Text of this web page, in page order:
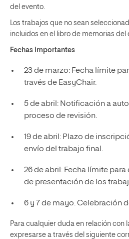
del evento.
Los trabajos que no sean
incluidos en el libro de memorias del
Fechas importantes
23 de marzo: Fecha límite
través de EasyChair.
5 de abril: Notificación a
proceso de revisión.
19 de abril: Plazo de
envío del trabajo final.
26 de abril: Fecha límite
de presentación de los
6 y 7 de mayo. Celebración
Para cualquier duda en relación con
expresarse a través del siguiente